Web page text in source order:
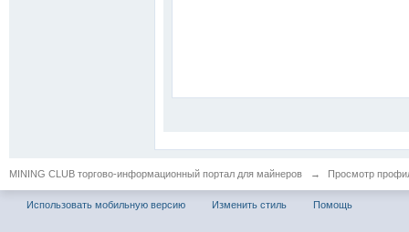
MINING CLUB торгово-информационный портал для майнеров → Просмотр
Использовать мобильную версию Изменить стиль Помощь